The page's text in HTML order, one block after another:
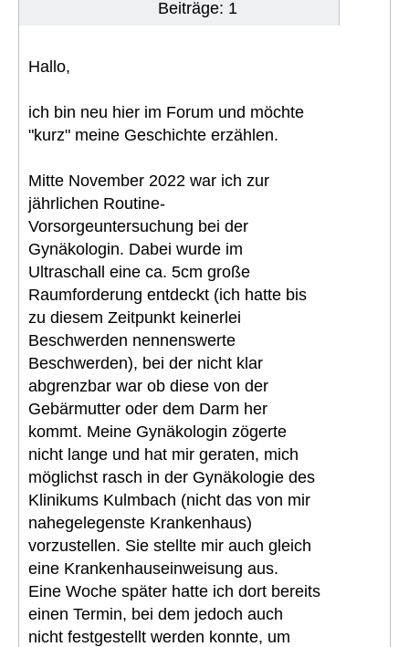
Beiträge: 1
Hallo,
ich bin neu hier im Forum und möchte
"kurz" meine Geschichte erzählen.
Mitte November 2022 war ich zur
jährlichen Routine-
Vorsorgeuntersuchung bei der
Gynäkologin. Dabei wurde im
Ultraschall eine ca. 5cm große
Raumforderung entdeckt (ich hatte bis
zu diesem Zeitpunkt keinerlei
Beschwerden nennenswerte
Beschwerden), bei der nicht klar
abgrenzbar war ob diese von der
Gebärmutter oder dem Darm her
kommt. Meine Gynäkologin zögerte
nicht lange und hat mir geraten, mich
möglichst rasch in der Gynäkologie des
Klinikums Kulmbach (nicht das von mir
nahegelegenste Krankenhaus)
vorzustellen. Sie stellte mir auch gleich
eine Krankenhauseinweisung aus.
Eine Woche später hatte ich dort bereits
einen Termin, bei dem jedoch auch
nicht festgestellt werden konnte, um